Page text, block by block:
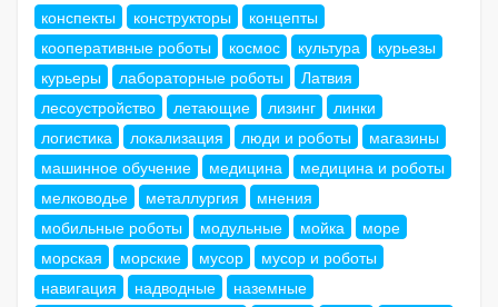
конспекты
конструкторы
концепты
кооперативные роботы
космос культура
курьезы
курьеры
лабораторные роботы
Латвия
лесоустройство
летающие лизинг
линки
логистика
локализация люди и роботы
магазины
машинное обучение
медицина
медицина и роботы
мелководье
металлургия
мнения
мобильные роботы
модульные мойка
море
морская
морские мусор
мусор и роботы
навигация
надводные
наземные